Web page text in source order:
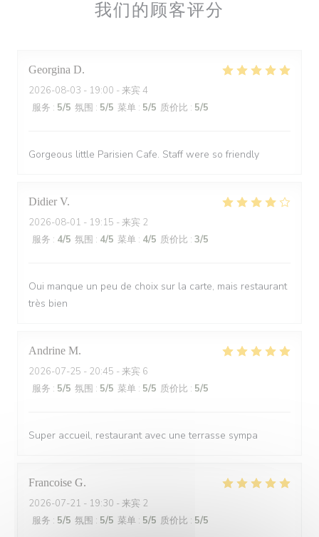
我们的顾客评分
Georgina D
2026-08-03 - 19:00 - 来宾 4
服务 : 5/5 氛围 : 5/5 菜单 : 5/5 质价比 : 5/5
Gorgeous little Parisien Cafe. Staff were so friendly
Didier V
2026-08-01 - 19:15 - 来宾 2
服务 : 4/5 氛围 : 4/5 菜单 : 4/5 质价比 : 3/5
Oui manque un peu de choix sur la carte, mais restaurant
très bien
Andrine M
2026-07-25 - 20:45 - 来宾 6
服务 : 5/5 氛围 : 5/5 菜单 : 5/5 质价比 : 5/5
Super accueil, restaurant avec une terrasse sympa
Francoise G
2026-07-21 - 19:30 - 来宾 2
服务 : 5/5 氛围 : 5/5 菜单 : 5/5 质价比 : 5/5